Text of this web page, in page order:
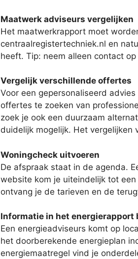
Maatwerk adviseurs vergelijken
Het maatwerkrapport moet
centraalregistertechniek.nl en
heeft. Tip: neem alleen contact
Vergelijk verschillende offertes
Voor een gepersonaliseerd
offertes te zoeken van
zoek je ook een duurzaam
duidelijk mogelijk. Het vergelijken
Woningcheck uitvoeren
De afspraak staat in de agenda.
website kom je uiteindelijk tot
ontvang je de tarieven en de
Informatie in het energierapport
Een energieadviseurs komt op
het doorberekende energieplan
energiemaatregel vind je